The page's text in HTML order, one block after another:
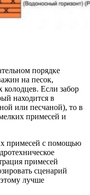
порядке
на песок,
Если забор
находится в
или песчаной), то в
примесей и
примесей с помощью
примесей
сценарий
лучше